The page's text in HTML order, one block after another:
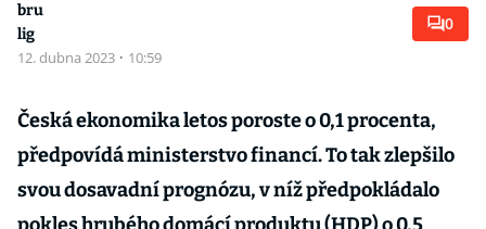
bru
lig
12. dubna 2023 · 10:59
0
Česká ekonomika letos poroste o 0,1 procenta,
předpovídá ministerstvo financí. To tak zlepšilo
svou dosavadní prognózu, v níž předpokládalo